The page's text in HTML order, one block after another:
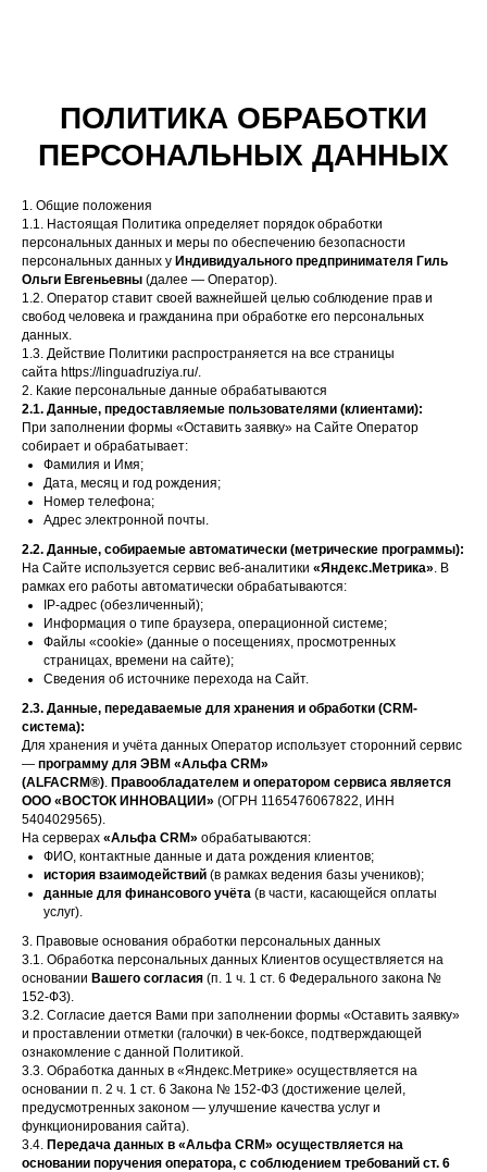
ПОЛИТИКА ОБРАБОТКИ
ПЕРСОНАЛЬНЫХ ДАННЫХ
1. Общие положения
1.1. Настоящая Политика определяет порядок обработки
персональных данных и меры по обеспечению безопасности
персональных данных у Индивидуального предпринимателя Гиль
Ольги Евгеньевны (далее — Оператор).
1.2. Оператор ставит своей важнейшей целью соблюдение прав и
свобод человека и гражданина при обработке его персональных
данных.
1.3. Действие Политики распространяется на все страницы
сайта https://linguadruziya.ru/.
2. Какие персональные данные обрабатываются
2.1. Данные, предоставляемые пользователями (клиентами):
При заполнении формы «Оставить заявку» на Сайте Оператор
собирает и обрабатывает:
Фамилия и Имя;
Дата, месяц и год рождения;
Номер телефона;
Адрес электронной почты.
2.2. Данные, собираемые автоматически (метрические программы):
На Сайте используется сервис веб-аналитики «Яндекс.Метрика». В
рамках его работы автоматически обрабатываются:
IP-адрес (обезличенный);
Информация о типе браузера, операционной системе;
Файлы «cookie» (данные о посещениях, просмотренных
страницах, времени на сайте);
Сведения об источнике перехода на Сайт.
2.3. Данные, передаваемые для хранения и обработки (CRM-
система):
Для хранения и учёта данных Оператор использует сторонний сервис
— программу для ЭВМ «Альфа CRM»
(ALFACRM®). Правообладателем и оператором сервиса является
ООО «ВОСТОК ИННОВАЦИИ» (ОГРН 1165476067822, ИНН
5404029565).
На серверах «Альфа CRM» обрабатываются:
ФИО, контактные данные и дата рождения клиентов;
история взаимодействий (в рамках ведения базы учеников);
данные для финансового учёта (в части, касающейся оплаты
услуг).
3. Правовые основания обработки персональных данных
3.1. Обработка персональных данных Клиентов осуществляется на
основании Вашего согласия (п. 1 ч. 1 ст. 6 Федерального закона №
152-ФЗ).
3.2. Согласие дается Вами при заполнении формы «Оставить заявку»
и проставлении отметки (галочки) в чек-боксе, подтверждающей
ознакомление с данной Политикой.
3.3. Обработка данных в «Яндекс.Метрике» осуществляется на
основании п. 2 ч. 1 ст. 6 Закона № 152-ФЗ (достижение целей,
предусмотренных законом — улучшение качества услуг и
функционирования сайта).
3.4. Передача данных в «Альфа CRM» осуществляется на
основании поручения оператора, с соблюдением требований ст. 6